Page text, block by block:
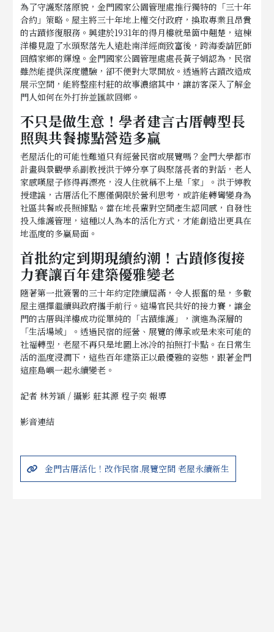
為了守護聚落原貌，金門國家公園管理處推行獨特的「三十年
合約」策略。屋主將三十年地上權交付政府，換取專業且昂貴
的古蹟修復服務。興建於1931年的得月樓就是箇中翹楚，這棟
洋樓見證了水頭聚落先人遠赴南洋經商致富後，跨海委請匠師
回饋家鄉的輝煌。金門國家公園管理處處長黃子娟認為，民宿
雖然能提供深度體驗，卻不便對大眾開放。透過將古蹟改造成
展示空間，能將整座村莊的故事濃縮其中，讓訪客深入了解金
門人如何在外打拚並匯款回鄉。
不只是做生意！學者建言古厝轉型長
照與共餐據點營造多贏
老屋活化的可能性難道只有經營民宿或展覽嗎？金門大學都市
計畫與景觀學系副教授洪于婷分享了與聚落長者的對話，老人
家感嘆屋子修得再漂亮，沒人住就稱不上是「家」。洪于婷教
授建議，古厝活化不應僅侷限於營利思考，或許能轉彎變身為
社區共餐或長照據點。當在地長輩對空間產生認同感，自發性
投入維護管理，這種以人為本的活化方式，才能創造出更具在
地溫度的多贏局面。
首批約定到期現續約潮！古蹟修復接
力賽讓百年建築優雅變老
隨著第一批簽署的三十年約定陸續屆滿，令人振奮的是，多數
屋主選擇繼續與政府攜手前行。這場官民共好的接力賽，讓金
門的古厝與洋樓成功從單純的「古蹟維護」，演進為深層的
「生活場域」。透過民宿的經營、展覽的傳承或是未來可能的
社福轉型，老屋不再只是地圖上冰冷的拍照打卡點。在日常生
活的溫度浸潤下，這些百年建築正以最優雅的姿態，跟著金門
這座島嶼一起永續變老。
記者 林芳穎 / 攝影 莊其源 程子奕 報導
影音連結
金門古厝活化！改作民宿.展覽空間 老屋永續新生